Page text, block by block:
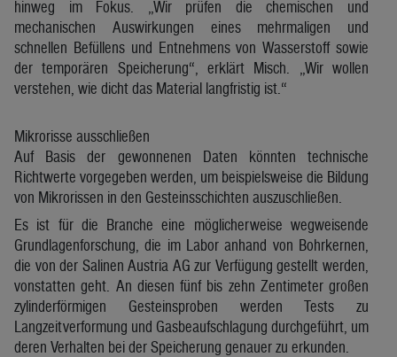
hinweg im Fokus. „Wir prüfen die chemischen und
mechanischen Auswirkungen eines mehrmaligen und
schnellen Befüllens und Entnehmens von Wasserstoff sowie
der temporären Speicherung“, erklärt Misch. „Wir wollen
verstehen, wie dicht das Material langfristig ist.“
Mikrorisse ausschließen
Auf Basis der gewonnenen Daten könnten technische
Richtwerte vorgegeben werden, um beispielsweise die Bildung
von Mikrorissen in den Gesteinsschichten auszuschließen.
Es ist für die Branche eine möglicherweise wegweisende
Grundlagenforschung, die im Labor anhand von Bohrkernen,
die von der Salinen Austria AG zur Verfügung gestellt werden,
vonstatten geht. An diesen fünf bis zehn Zentimeter großen
zylinderförmigen Gesteinsproben werden Tests zu
Langzeitverformung und Gasbeaufschlagung durchgeführt, um
deren Verhalten bei der Speicherung genauer zu erkunden.